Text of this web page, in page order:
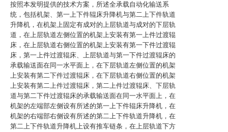
按照本发明提供的技术方案，所述全承载自动化输送系
统，包括机架、第一上下件辊床升降机与第二上下件轨道
升降机，在机架上固定有成对的上层轨道与成对的下层轨
道，在上层轨道左侧位置的机架上安装有第一上件过渡辊
床，在上层轨道右侧位置的机架上安装有第一下件过渡辊
床，第一上件过渡辊床、上层轨道与第一下件过渡辊床的
承载输送面在同一水平面上，在下层轨道左侧位置的机架
上安装有第二下件过渡辊床，在下层轨道右侧位置的机架
上安装有第二上件过渡辊床，第二上件过渡辊床、下层轨
道与第二下件过渡辊床的承载输送面在同一水平面上，在
机架的左端部左侧设有所述的第一上下件辊床升降机，在
机架的右端部右侧设有所述的第二上下件轨道升降机，在
第二上下件轨道升降机上设有推车链条，在上层轨道下方